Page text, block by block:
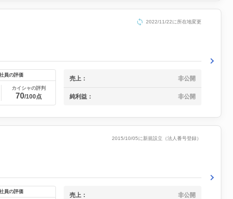
2022/11/22に所在地変更
員の評価
カイシャの評判
70/100点
売上： 非公開
純利益： 非公開
2015/10/05に新規設立（法人番号登録）
員の評価 売上： 非公開